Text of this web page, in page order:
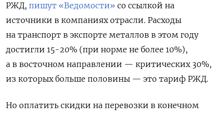
РЖД, пишут «Ведомости» со ссылкой на
источники в компаниях отрасли. Расходы
на транспорт в экспорте металлов в этом году
достигли 15-20% (при норме не более 10%),
а в восточном направлении — критических 30%,
из которых больше половины — это тариф РЖД.
Но оплатить скидки на перевозки в конечном